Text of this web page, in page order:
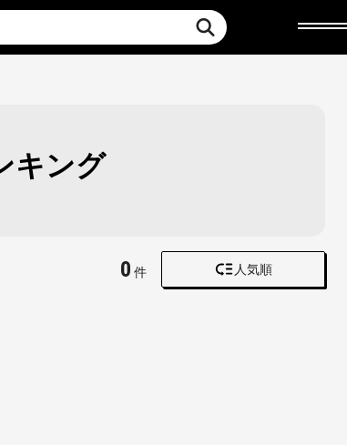
キング
0 件 人気順